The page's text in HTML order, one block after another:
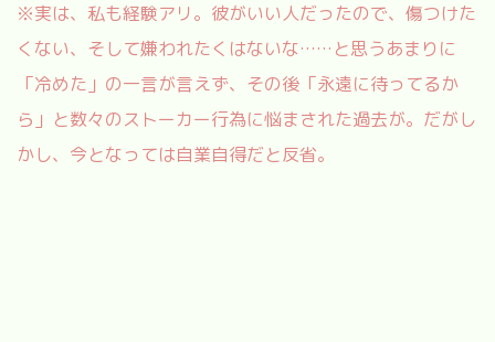
※実は、私も経験アリ。彼がいい人だったので、傷つけた
くない、そして嫌われたくはないな……と思うあまりに
「冷めた」の一言が言えず、その後「永遠に待ってるか
ら」と数々のストーカー行為に悩まされた過去が。だがし
かし、今となっては自業自得だと反省。